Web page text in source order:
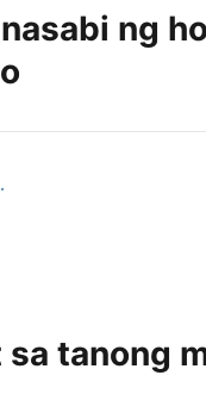
ng
na tulad mo
tanong